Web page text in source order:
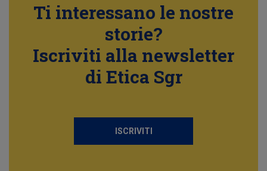
Ti interessano le nostre
storie?
Iscriviti alla newsletter
di Etica Sgr
ISCRIVITI